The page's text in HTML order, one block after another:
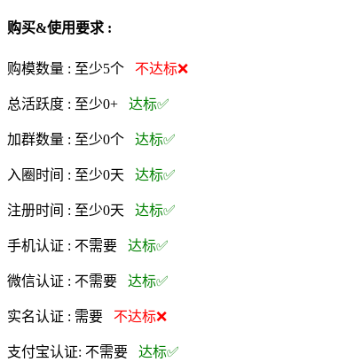
购买&使用要求 :
购模数量 : 至少5个 不达标❌
总活跃度 : 至少0+ 达标✅
加群数量 : 至少0个 达标✅
入圈时间 : 至少0天 达标✅
注册时间 : 至少0天 达标✅
手机认证 : 不需要 达标✅
微信认证 : 不需要 达标✅
实名认证 : 需要 不达标❌
支付宝认证: 不需要 达标✅